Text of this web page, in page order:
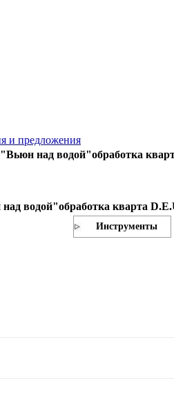
и предложения
над водой"обработка
водой"обработка кварта
Инструменты